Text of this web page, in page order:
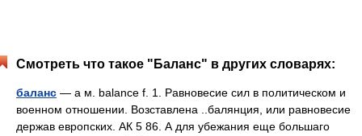
Смотреть что такое "Баланс" в других словарях:
баланс — а м. balance f. 1. Равновесие сил в политическом и
военном отношении. Возставлена ..балянция, или равновесие
держав европских. АК 5 86. А для убежания еще большаго